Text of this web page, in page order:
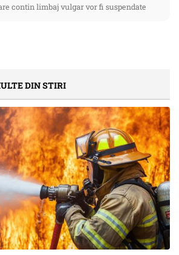
contin limbaj vulgar vor fi suspendate
DIN STIRI